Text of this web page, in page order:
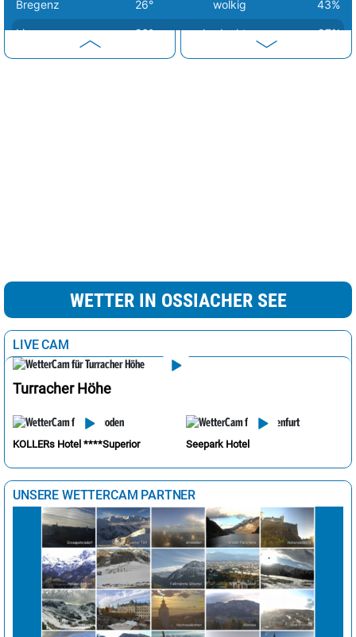
Bregenz 26° wolkig 43%
Linz 26° bedeckt 97%
Eisenstadt 27° bedeckt 97%
WETTER IN OSSIACHER SEE
LIVE CAM
Turracher Höhe
KOLLERs Hotel ****Superior Seepark Hotel
UNSERE WETTERCAM PARTNER